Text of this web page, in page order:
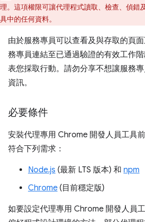
理。這項權限可讓代理程式讀取、檢查、偵錯
具中的任何資料。
由於服務專員可以查看及與存取的頁
務專員連結至已通過驗證的有效工作
表您採取行動。請勿分享不想讓服務
資訊。
必要條件
安裝代理專用 Chrome 開發人員工具
符合下列需求：
Node.js (最新 LTS 版本) 和 npm
Chrome (目前穩定版)
如要設定代理專用 Chrome 開發人員